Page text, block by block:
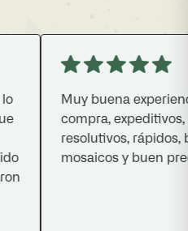
Muy buena experiencia
compra, expeditivos,
resolutivos, rápidos,
mosaicos y buen precio.